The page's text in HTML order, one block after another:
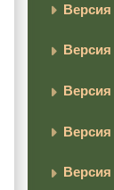
Версия
Версия
Версия
Версия
Версия